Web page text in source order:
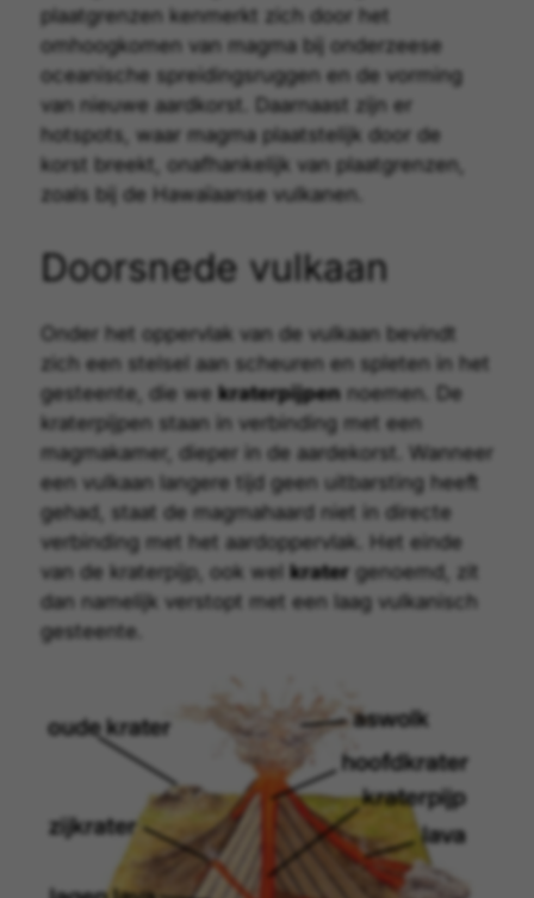
plaatgrenzen kenmerkt zich door het
omhoogkomen van magma bij onderzeese
oceanische spreidingsruggen en de vorming
van nieuwe aardkorst. Daarnaast zijn er
hotspots, waar magma plaatstelijk door de
korst breekt, onafhankelijk van plaatgrenzen,
zoals bij de Hawaïaanse vulkanen.
Doorsnede vulkaan
Onder het oppervlak van de vulkaan bevindt
zich een stelsel aan scheuren en spleten in het
gesteente, die we kraterpijpennoemen. De
kraterpijpen staan in verbinding met een
magmakamer, dieper in de aardekorst. Wanneer
een vulkaan langere tijd geen uitbarsting heeft
gehad, staat de magmahaard niet in directe
verbinding met het aardoppervlak. Het einde
van de kraterpijp, ook wel krater genoemd, zit
dan namelijk verstopt met een laag vulkanisch
gesteente.